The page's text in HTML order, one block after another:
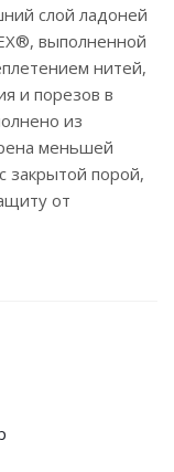
слой ладоней
выполненной
нитей,
и порезов в
из
меньшей
закрытой порой,
от